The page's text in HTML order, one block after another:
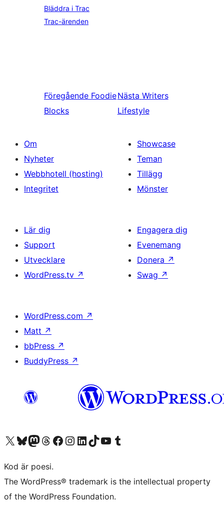
Bläddra i Trac
Trac-ärenden
Föregående Foodie
Blocks
Nästa Writers
Lifestyle
Om
Nyheter
Webbhotell (hosting)
Integritet
Showcase
Teman
Tillägg
Mönster
Lär dig
Support
Utvecklare
WordPress.tv ↗
Engagera dig
Evenemang
Donera ↗
Swag ↗
WordPress.com ↗
Matt ↗
bbPress ↗
BuddyPress ↗
Besök vår X-konto (f.d. Twitter)
Besök vårt Bluesky-konto
Besök vårt Mastodon-konto
Besök vårt Thread-konto
Besök vår Facebook-sidaBesök vårt Instagram-konto
Besök vårt LinkedIn-konto
Besök vårt TikTok-konto
Besök vår YouTube-kanalBesök vårt Tumblr-konto
Kod är poesi.
The WordPress® trademark is the intellectual property
of the WordPress Foundation.